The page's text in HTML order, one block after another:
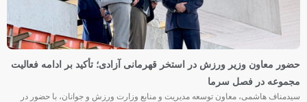
حضور معاون وزیر ورزش در استخر قهرمانی آزادی؛ تأکید بر ادامه فعالیت
مجموعه در فصل سرما
سیدمناف هاشمی، معاون توسعه مدیریت و منابع وزارت ورزش و جوانان، با حضور در